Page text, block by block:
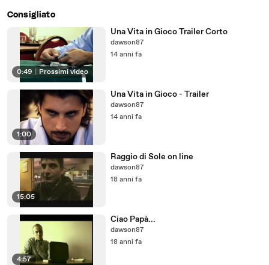
Consigliato
0:49 Prossimi video
Una Vita in Gioco Trailer Corto
dawson87
14 anni fa
1:00
Una Vita in Gioco - Trailer
dawson87
14 anni fa
15:05
Raggio di Sole on line
dawson87
18 anni fa
4:57
Ciao Papà...
dawson87
18 anni fa